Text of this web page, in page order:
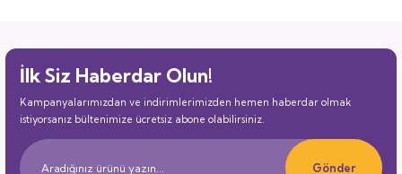
İlk Siz Haberdar Olun!
Kampanyalarımızdan ve indirimlerimizden hemen haberdar olmak
istiyorsanız bültenimize ücretsiz abone olabilirsiniz.
Gönder